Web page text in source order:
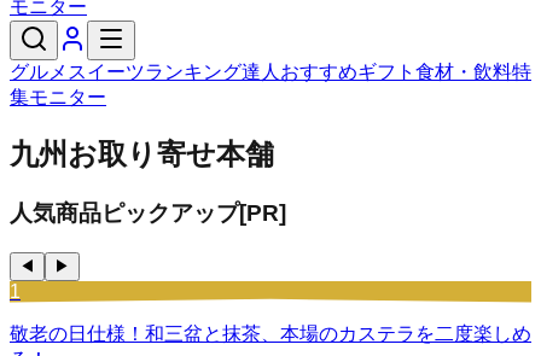
モニター
グルメ スイーツランキング達人おすすめギフト 食材・飲料特
集モニター
九州お取り寄せ本舗
人気商品ピックアップ[PR]
◀ ▶
1
敬老の日仕様！和三盆と抹茶、本場のカステラを二度楽しめ